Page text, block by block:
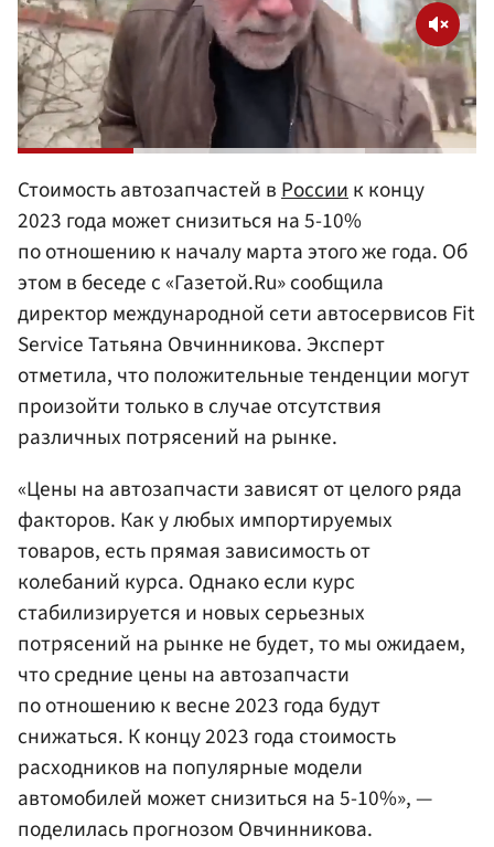
Стоимость автозапчастей вРоссиик концу
2023 года может снизиться на 5-10%
по отношению к началу марта этого же года. Об
этом в беседе с «Газетой.Ru» сообщила
директор международной сети автосервисов Fit
Service Татьяна Овчинникова. Эксперт
отметила, что положительные тенденции могут
произойти только в случае отсутствия
различных потрясений на рынке.
«Цены на автозапчасти зависят от целого ряда
факторов. Как у любых импортируемых
товаров, есть прямая зависимость от
колебаний курса. Однако если курс
стабилизируется и новых серьезных
потрясений на рынке не будет, то мы ожидаем,
что средние цены на автозапчасти
по отношению к весне 2023 года будут
снижаться. К концу 2023 года стоимость
расходников на популярные модели
автомобилей может снизиться на 5-10%», —
поделилась прогнозом Овчинникова.